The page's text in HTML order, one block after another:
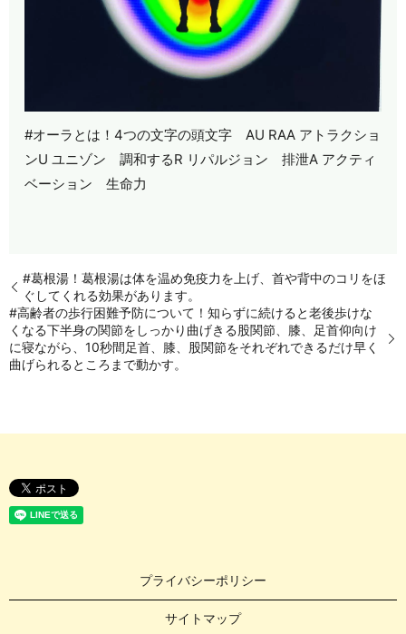
#オーラとは！4つの文字の頭文字 AU RAA アトラクショ
ンU ユニゾン 調和するR リパルジョン 排泄A アクティ
ベーション 生命力
#葛根湯！葛根湯は体を温め免疫力を上げ、首や背中のコリをほ
ぐしてくれる効果があります。
#高齢者の歩行困難予防について！知らずに続けると老後歩けな
くなる下半身の関節をしっかり曲げきる股関節、膝、足首仰向け
に寝ながら、10秒間足首、膝、股関節をそれぞれできるだけ早く
曲げられるところまで動かす。
プライバシーポリシー
サイトマップ